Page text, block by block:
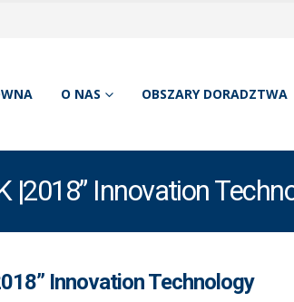
O NAS OBSZARY DORADZTWA
|2018” Innovation
Innovation Technology